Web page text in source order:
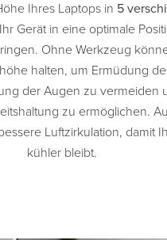
Ihres Laptops in 5
Gerät in eine optimale
Ohne Werkzeug
halten, um Ermüdung
der Augen zu vermeiden
zu ermöglichen.
Luftzirkulation, damit
kühler bleibt.